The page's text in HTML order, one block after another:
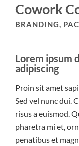
Cowork
BRANDING,
Lorem ipsum
adipiscing
Proin sit amet
Sed vel nunc dui.
risus a euismod.
pharetra mi et,
penatibus et